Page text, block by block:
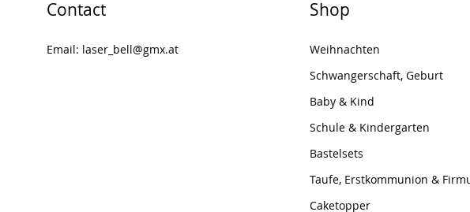
Contact
Email: laser_bell@gmx.at
Shop
Weihnachten
Schwangerschaft, Geburt
Baby & Kind
Schule & Kindergarten
Bastelsets
Taufe, Erstkommunion &
Caketopper